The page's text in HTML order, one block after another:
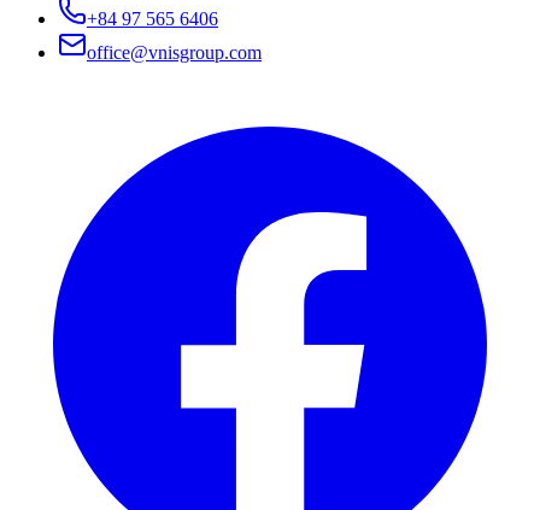
+84 97 565 6406
office@vnisgroup.com